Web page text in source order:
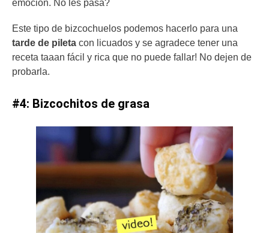
emoción. No les pasa?
Este tipo de bizcochuelos podemos hacerlo para una
tarde de pileta con licuados y se agradece tener una
receta taaan fácil y rica que no puede fallar! No dejen de
probarla.
#4: Bizcochitos de grasa